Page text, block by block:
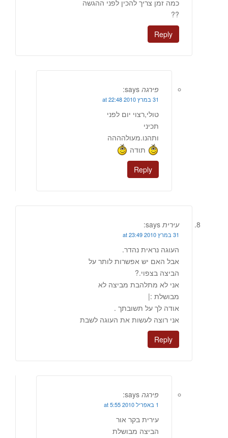
כמה זמן צריך להכין לפני ההגשה
??
Reply
פירגה says:
31 במרץ 2010 at 22:48
טולי,רצוי יום לפני
תכיני
ותהנו.מעולהההה
תודה
Reply
עירית says:
31 במרץ 2010 at 23:49
העוגה נראית נהדר.
אבל האם יש אפשרות לותר על
הביצה בצפוי.?
אני לא מתלהבת מביצה לא
מבושלת :|
אודה לך על תשובתך .
אני רוצה לעשות את העוגה לשבת
Reply
פירגה says:
1 באפריל 2010 at 5:55
עירית בקר אור
הביצה מבושלת